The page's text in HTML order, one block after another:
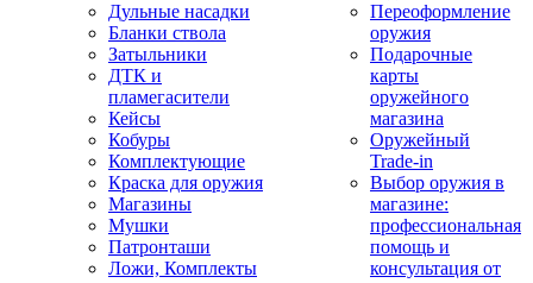
Дульные насадки
Бланки ствола
Затыльники
ДТК и
пламегасители
Кейсы
Кобуры
Комплектующие
Краска для оружия
Магазины
Мушки
Патронташи
Ложи, Комплекты
Переоформление
оружия
Подарочные
карты
оружейного
магазина
Оружейный
Trade-in
Выбор оружия в
магазине:
профессиональная
помощь и
консультация от